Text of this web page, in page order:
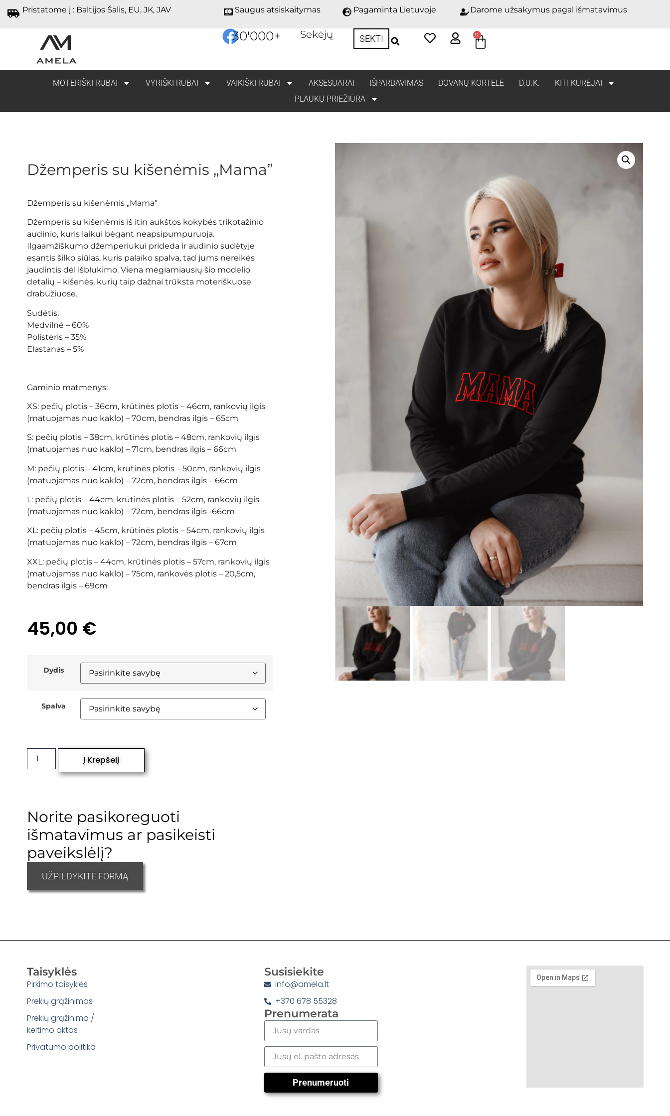
Pristatome į : Baltijos Šalis, EU, JK, JAV Saugus atsiskaitymas Pagaminta Lietuvoje Darome užsakymus pagal išmatavimus
30'000+ Sekėjų SEKTI 0
MOTERIŠKI RŪBAI VYRIŠKI RŪBAI VAIKIŠKI RŪBAI AKSESUARAI IŠPARDAVIMAS DOVANŲ KORTELĖ D.U.K.
KITI KŪRĖJAI
PLAUKŲ PRIEŽIŪRA
Džemperis su kišenėmis „Mama”
Džemperis su kišenėmis „Mama”
Džemperis su kišenėmis iš itin aukštos kokybės trikotažinio
audinio, kuris laikui bėgant neapsipumpuruoja.
Ilgaamžiškumo džemperiukui prideda ir audinio sudėtyje
esantis šilko siūlas, kuris palaiko spalva, tad jums nereikės
jaudintis dėl išblukimo. Viena mėgiamiausių šio modelio
detalių – kišenės, kurių taip dažnai trūksta moteriškuose
drabužiuose.
Sudėtis:
Medvilnė – 60%
Polisteris – 35%
Elastanas – 5%
Gaminio matmenys:
XS: pečių plotis – 36cm, krūtinės plotis – 46cm, rankovių ilgis
(matuojamas nuo kaklo) – 70cm, bendras ilgis – 65cm
S: pečių plotis – 38cm, krūtinės plotis – 48cm, rankovių ilgis
(matuojamas nuo kaklo) – 71cm, bendras ilgis – 66cm
M: pečių plotis – 41cm, krūtinės plotis – 50cm, rankovių ilgis
(matuojamas nuo kaklo) – 72cm, bendras ilgis – 66cm
L: pečių plotis – 44cm, krūtinės plotis – 52cm, rankovių ilgis
(matuojamas nuo kaklo) – 72cm, bendras ilgis -66cm
XL: pečių plotis – 45cm, krūtinės plotis – 54cm, rankovių ilgis
(matuojamas nuo kaklo) – 72cm, bendras ilgis – 67cm
XXL: pečių plotis – 44cm, krūtinės plotis – 57cm, rankovių ilgis
(matuojamas nuo kaklo) – 75cm, rankovės plotis – 20,5cm,
bendras ilgis – 69cm
45,00 €
Dydis
Spalva
Į Krepšelį
Norite pasikoreguoti
išmatavimus ar pasikeisti
paveikslėlį?
UŽPILDYKITE FORMĄ
Taisyklės
Pirkimo taisyklės
Prekių grąžinimas
Prekių grąžinimo /
keitimo aktas
Privatumo politika
Susisiekite
info@amela.lt
+370 678 55328
Prenumerata
Prenumeruoti